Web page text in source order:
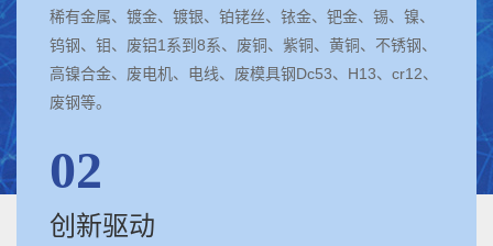
稀有金属、镀金、镀银、铂铑丝、铱金、钯金、锡、镍、
钨钢、钼、废铝1系到8系、废铜、紫铜、黄铜、不锈钢、
高镍合金、废电机、电线、废模具钢Dc53、H13、cr12、
废钢等。
02
创新驱动